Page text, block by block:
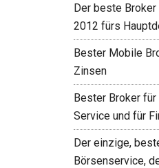
Der beste
2012 fürs
Bester Mobile
Zinsen
Bester Broker
Service und für
Der einzige,
Börsenservice,